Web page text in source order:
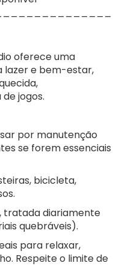
oferece uma
e bem-estar,
jogos.
por manutenção
se forem essenciais
bicicleta,
tratada diariamente
quebráveis).
para relaxar,
Respeite o limite de